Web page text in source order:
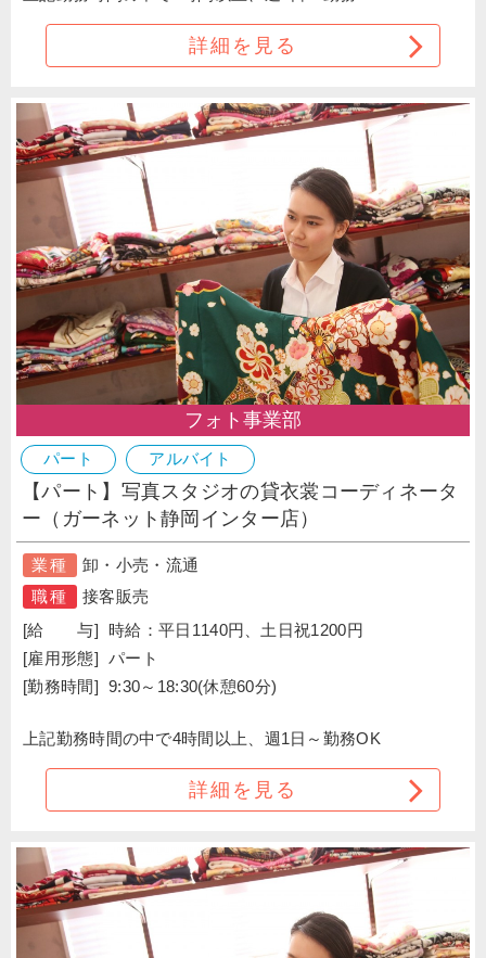
詳細を見る
フォト事業部
パート アルバイト
【パート】写真スタジオの貸衣裳コーディネータ
ー（ガーネット静岡インター店）
業種
卸・小売・流通
職種
接客販売
[給 与] 時給：平日1140円、土日祝1200円
[雇用形態] パート
[勤務時間] 9:30～18:30(休憩60分)
上記勤務時間の中で4時間以上、週1日～勤務OK
詳細を見る